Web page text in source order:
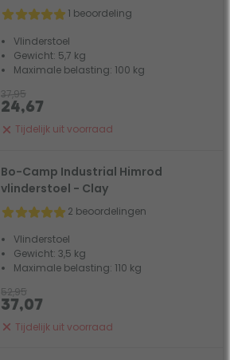
1 beoordeling
Vlinderstoel
Gewicht: 5,7 kg
Maximale belasting: 100 kg
Tijdelijk uit voorraad
37,95
24,67
Bo-Camp Industrial Himrod
vlinderstoel - Clay
2 beoordelingen
Vlinderstoel
Gewicht: 3,5 kg
Maximale belasting: 110 kg
Tijdelijk uit voorraad
52,95
37,07